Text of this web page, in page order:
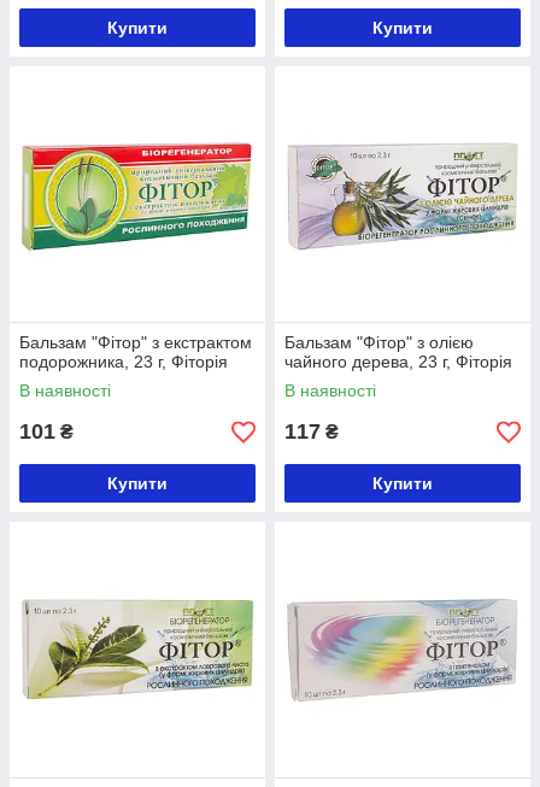
Купити Купити
Бальзам "Фітор" з екстрактом
подорожника, 23 г, Фіторія
В наявності
101 ₴
Купити
Бальзам "Фітор" з олією
чайного дерева, 23 г, Фіторія
В наявності
117 ₴
Купити